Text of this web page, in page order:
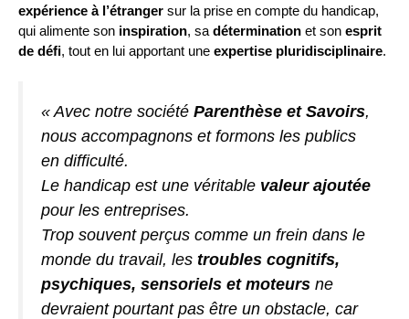
expérience à l’étranger sur la prise en compte du handicap,
qui alimente son inspiration, sa détermination et son esprit
de défi, tout en lui apportant une expertise pluridisciplinaire.
« Avec notre société Parenthèse et Savoirs,
nous accompagnons et formons les publics
en difficulté.
Le handicap est une véritable valeur ajoutée
pour les entreprises.
Trop souvent perçus comme un frein dans le
monde du travail, les troubles cognitifs,
psychiques, sensoriels et moteurs ne
devraient pourtant pas être un obstacle, car